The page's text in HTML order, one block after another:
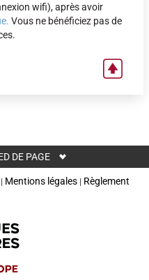
wifi), après avoir
Vous ne bénéficiez pas de
DE PAGE
Mentions légales| Règlement